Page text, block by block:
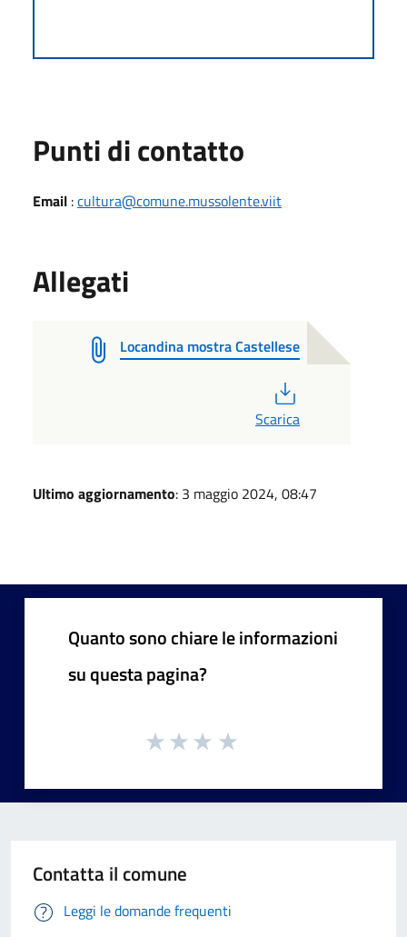
Punti di contatto
Email :cultura@comune.mussolente.viit
Allegati
Locandina mostra Castellese
Scarica
Ultimo aggiornamento: 3 maggio 2024, 08:47
Quanto sono chiare le informazioni
su questa pagina?
Contatta il comune
Leggi le domande frequenti